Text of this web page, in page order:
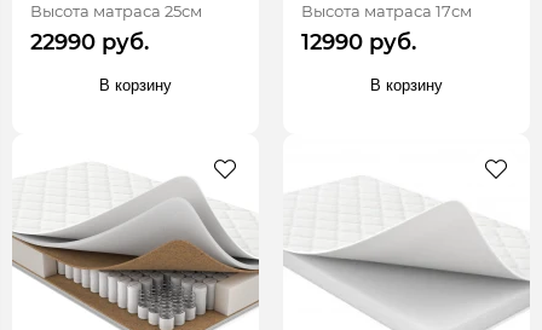
Высота матраса 25см
22990 руб.
В корзину
Высота матраса 17см
12990 руб.
В корзину